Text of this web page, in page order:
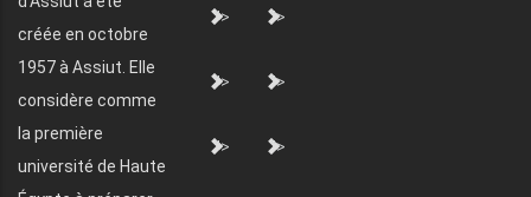
créée en octobre
1957 à Assiut. Elle
considère comme
la première
université de Haute
"> ">
"> ">
"> ">